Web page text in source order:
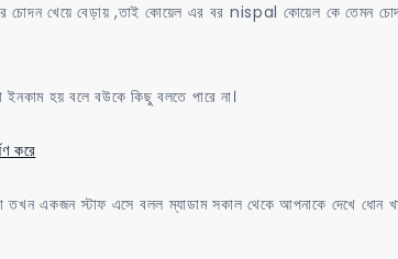
চোদন খেয়ে বেড়ায় ,তাই কোয়েল এর বর nispal কোয়েল কে তেমন
হয় বলে বউকে কিছু বলতে পারে না।
করে
তখন একজন স্টাফ এসে বলল ম্যাডাম সকাল থেকে আপনাকে দেখে ধোন